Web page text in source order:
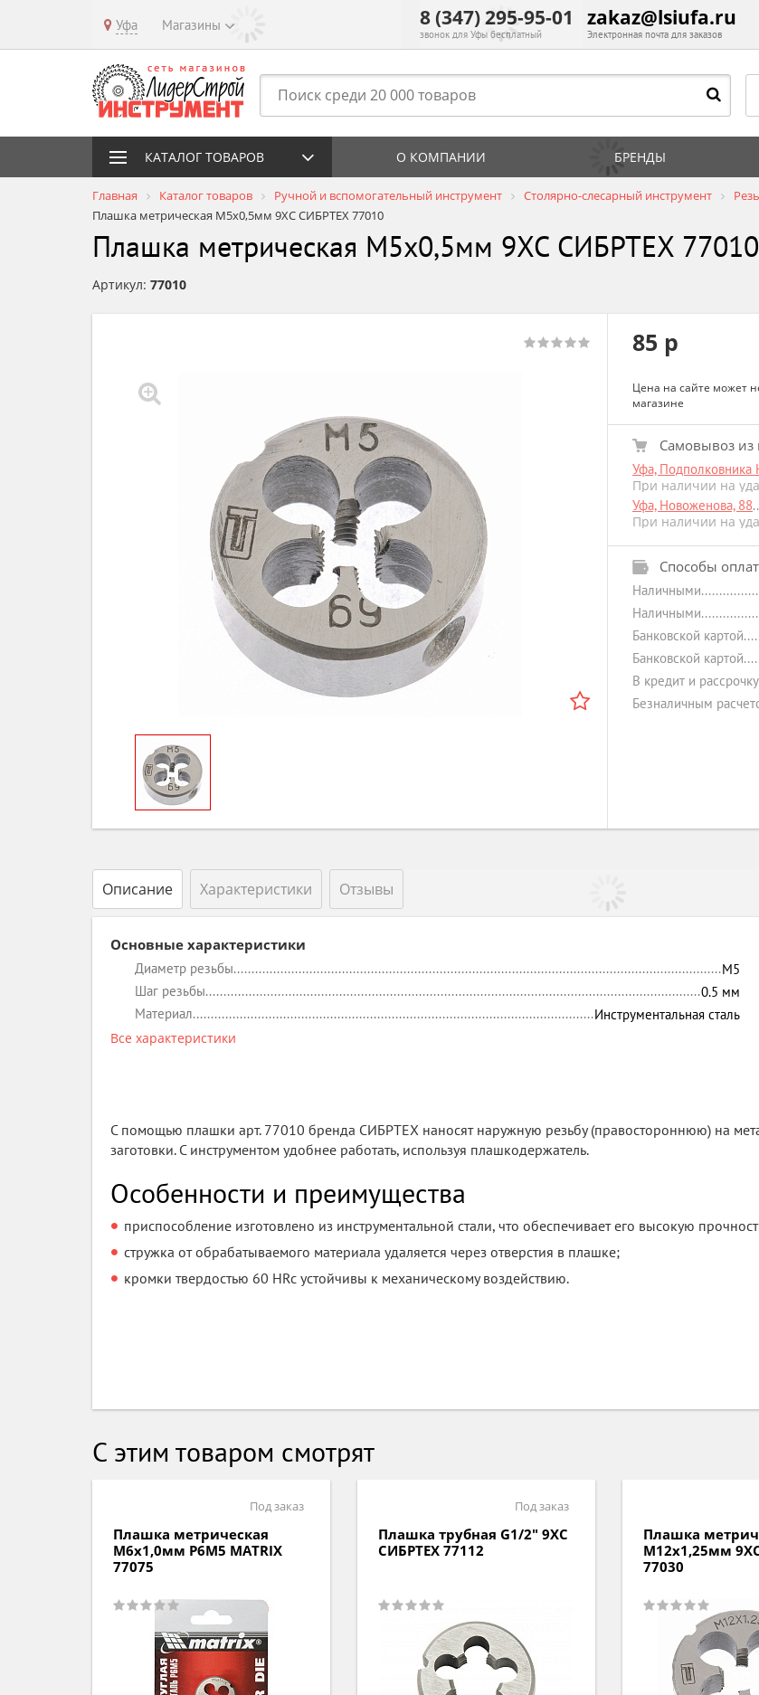
Уфа Магазины 8 (347) 295-95-01
звонок для Уфы бесплатный
zakaz@lsiufa.ru
Электронная почта для заказов
КАТАЛОГ ТОВАРОВ О КОМПАНИИ БРЕНДЫ
Главная Каталог товаров Ручной и вспомогательный инструмент Столярно-слесарный инструмент
Плашка метрическая М5х0,5мм 9ХС СИБРТЕХ 77010
Плашка метрическая М5х0,5мм 9ХС СИБРТЕХ 77010
Артикул: 77010
85 р
Цена на сайте может
магазине
Самовывоз
Уфа, Подполковника
При наличии на
Уфа, Новоженова, 88
При наличии на
Способы
Наличными
Наличными
Банковской картой
Банковской картой
В кредит и рассрочку
Безналичным
Описание Характеристики Отзывы
Основные характеристики
Диаметр резьбы
М5
Шаг резьбы
0.5 мм
Материал
Инструментальная сталь
Все характеристики
С помощью плашки арт. 77010 бренда СИБРТЕХ наносят наружную резьбу (правостороннюю) на
заготовки. С инструментом удобнее работать, используя плашкодержатель.
Особенности и преимущества
приспособление изготовлено из инструментальной стали, что обеспечивает его высокую
стружка от обрабатываемого материала удаляется через отверстия в плашке;
кромки твердостью 60 HRc устойчивы к механическому воздействию.
С этим товаром смотрят
Под заказ
Плашка метрическая
М6х1,0мм Р6М5 MATRIX
77075
Под заказ
Плашка трубная G1/2" 9ХС
СИБРТЕХ 77112
Плашка
М12х1,25мм
77030